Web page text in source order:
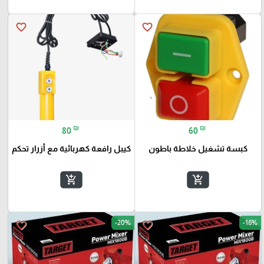
favorite_border
60 ₪
كبسة تشغيل خلاطة باطون
add_shopping_cart
favorite_border
80 ₪
كيبل رافعة كهربائية مع أزرار تحكم
add_shopping_cart
favorite_border -16%
favorite_border -20%